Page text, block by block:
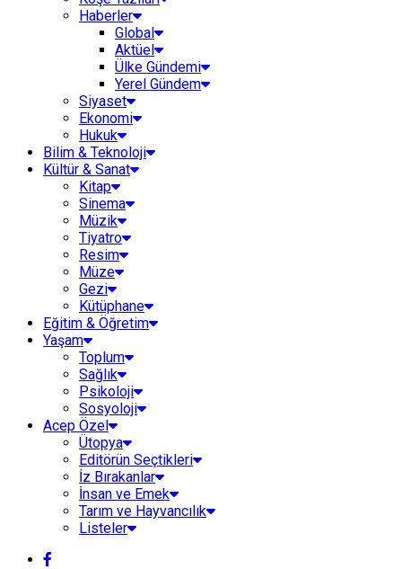
Haberler
Global
Aktüel
Ülke Gündemi
Yerel Gündem
Siyaset
Ekonomi
Hukuk
Bilim & Teknoloji
Kültür & Sanat
Kitap
Sinema
Müzik
Tiyatro
Resim
Müze
Gezi
Kütüphane
Eğitim & Öğretim
Yaşam
Toplum
Sağlık
Psikoloji
Sosyoloji
Acep Özel
Ütopya
Editörün Seçtikleri
İz Bırakanlar
İnsan ve Emek
Tarım ve Hayvancılık
Listeler